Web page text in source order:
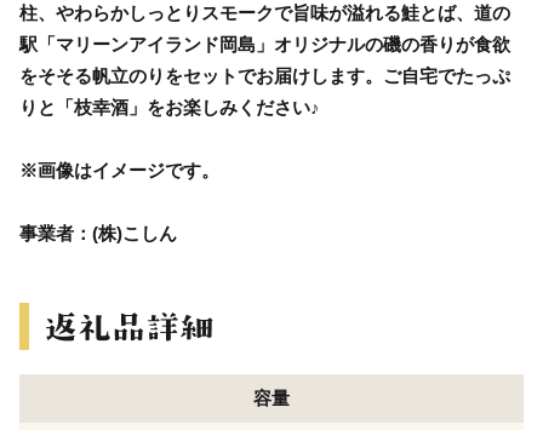
柱、やわらかしっとりスモークで旨味が溢れる鮭とば、道の
駅「マリーンアイランド岡島」オリジナルの磯の香りが食欲
をそそる帆立のりをセットでお届けします。ご自宅でたっぷ
りと「枝幸酒」をお楽しみください♪
※画像はイメージです。
事業者：(株)こしん
容量